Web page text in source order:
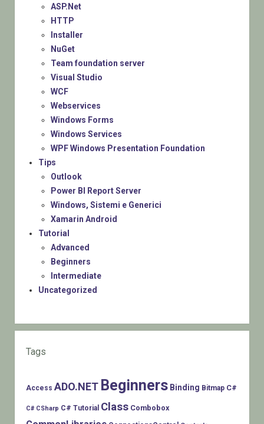
ASP.Net
HTTP
Installer
NuGet
Team foundation server
Visual Studio
WCF
Webservices
Windows Forms
Windows Services
WPF Windows Presentation Foundation
Tips
Outlook
Power BI Report Server
Windows, Sistemi e Generici
Xamarin Android
Tutorial
Advanced
Beginners
Intermediate
Uncategorized
Tags
Access ADO.NET Beginners Binding Bitmap C#
C# CSharp C# Tutorial Class Combobox